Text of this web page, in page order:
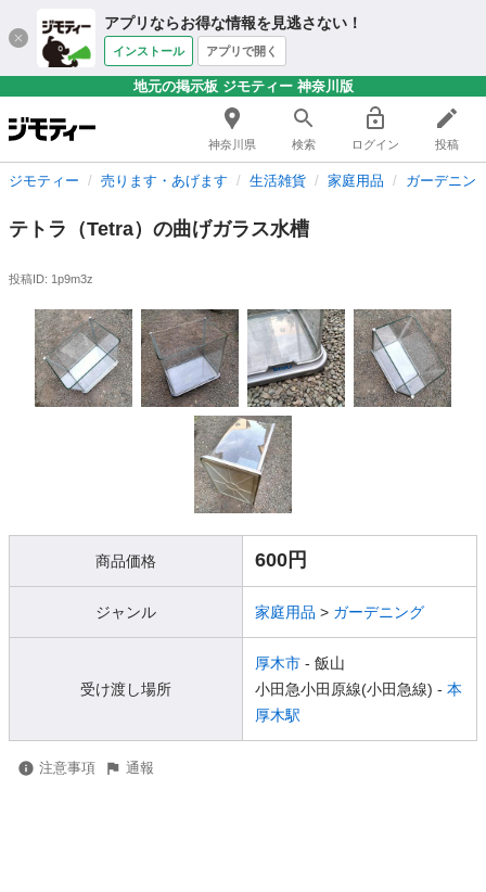
アプリならお得な情報を見逃さない！
インストール アプリで開く
地元の掲示板 ジモティー 神奈川版
神奈川県 検索 ログイン 投稿
ジモティー 売ります・あげます 生活雑貨 家庭用品 ガーデニン
テトラ（Tetra）の曲げガラス水槽
投稿ID: 1p9m3z
商品価格 600円
ジャンル 家庭用品 > ガーデニング
受け渡し場所
厚木市 - 飯山
小田急小田原線(小田急線) - 本
厚木駅
注意事項 通報